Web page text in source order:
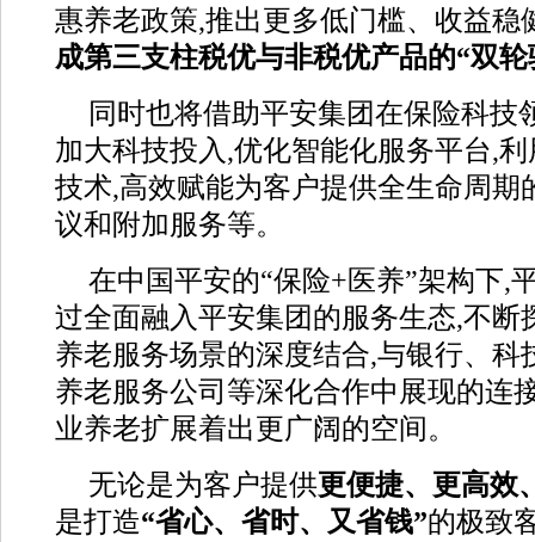
惠养老政策,推出更多低门槛、收益稳
成第三支柱税优与非税优产品的“双轮
同时也将借助平安集团在保险科技
加大科技投入,优化智能化服务平台,
技术,高效赋能为客户提供全生命周期
议和附加服务等。
在中国平安的“保险+医养”架构下,
过全面融入平安集团的服务生态,不断
养老服务场景的深度结合,与银行、科
养老服务公司等深化合作中展现的连
业养老扩展着出更广阔的空间。
无论是为客户提供更便捷、更高效
是打造“省心、省时、又省钱”的极致